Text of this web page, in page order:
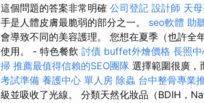
這個問題的答案非常明確 公司登記 設計師 天
手是人體皮膚最脆弱的部分之一。 seo軟體 助
會導致不同的美容護理。 您想在夏季（也許全
使用。 - 特色餐飲 討債 buffet外燴價格 長照
掃 推薦最值得信賴的SEO團隊 選擇範圍很廣，
考試準備 養護中心 單人房 除蟲 台中整骨專業
級並吸收了光線。 分類天然化妝品（BDIH，